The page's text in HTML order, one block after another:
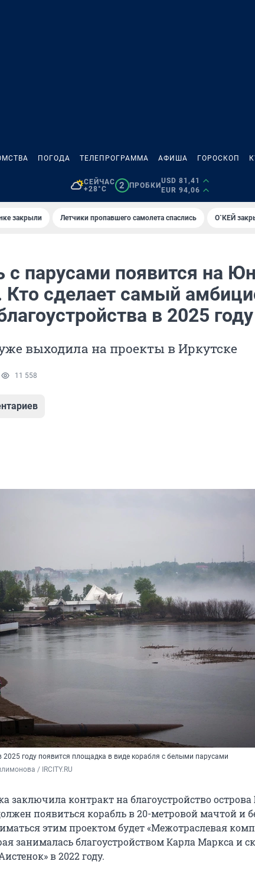
ПОГОДА ТЕЛЕПРОГРАММА АФИША ГОРОСКОП
СЕЙЧАС
+28°C
2 ПРОБКИ
USD 81,41
EUR 94,06
закрыли Летчики пропавшего самолета спаслись О`КЕЙ
с парусами появится на
Кто сделает самый
в 2025 году
выходила на проекты в Иркутске
11 558
2025 году появится площадка в виде корабля с белыми парусами
/ IRCITY.RU
заключила контракт на благоустройство
появиться корабль в 20-метровой мачтой и
этим проектом будет «Межотраслевая
занималась благоустройством Карла Маркса и
в 2022 году.